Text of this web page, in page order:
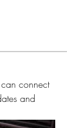
connect
and